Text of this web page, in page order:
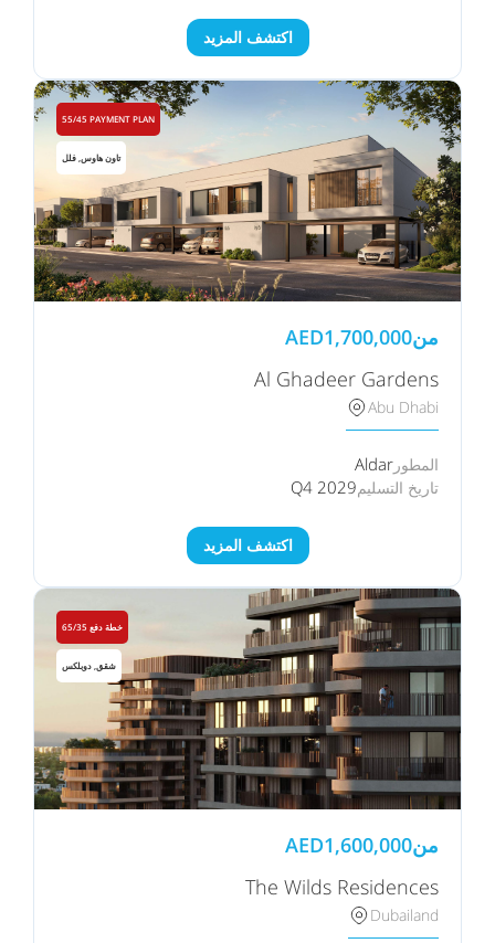
اكتشف المزيد
55/45 PAYMENT PLAN
تاون هاوس, فلل
من AED1,700,000
Al Ghadeer Gardens
Abu Dhabi
المطور Aldar
تاريخ التسليمQ4 2029
اكتشف المزيد
خطة دفع 65/35
شقق, دوبلكس
من AED1,600,000
The Wilds Residences
Dubailand